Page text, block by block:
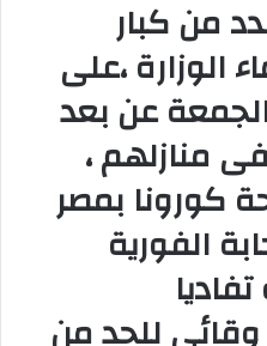
من كبار
الوزارة ،على
عن بعد
منازلهم ،
كورونا بمصر
الفورية